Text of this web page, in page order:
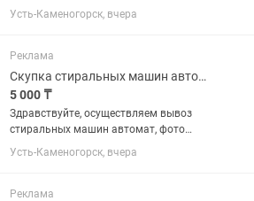
Возможна доставка, подъем на любой
этаж, установка и подключение. Цены
принимаем неисправные...
Усть-Каменогорск, вчера
Реклама
Скупка стиральных машин автомат
5 000 ₸
Здравствуйте, осуществляем вывоз
стиральных машин автомат, фото
высылайте , сами вывозим
Усть-Каменогорск, вчера
Реклама